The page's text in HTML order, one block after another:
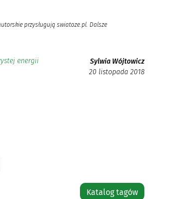
przysługują swiatoze.pl. Dalsze
energii
Sylwia Wójtowicz
20 listopada 2018
Katalog tagów